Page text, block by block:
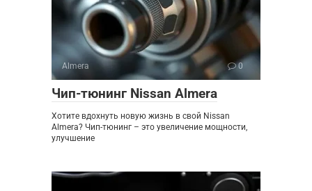
Almera 0
Чип-тюнинг Nissan Almera
Хотите вдохнуть новую жизнь в свой Nissan
Almera? Чип-тюнинг – это увеличение мощности,
улучшение